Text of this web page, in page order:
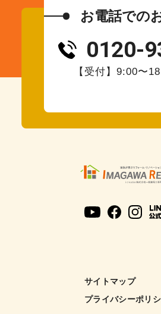
お電話での
0120-
【受付】9:00〜
サイトマップ
プライバシーポリ